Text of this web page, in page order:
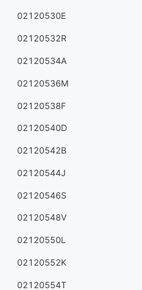
02120530E
02120532R
02120534A
02120536M
02120538F
02120540D
02120542B
02120544J
02120546S
02120548V
02120550L
02120552K
02120554T